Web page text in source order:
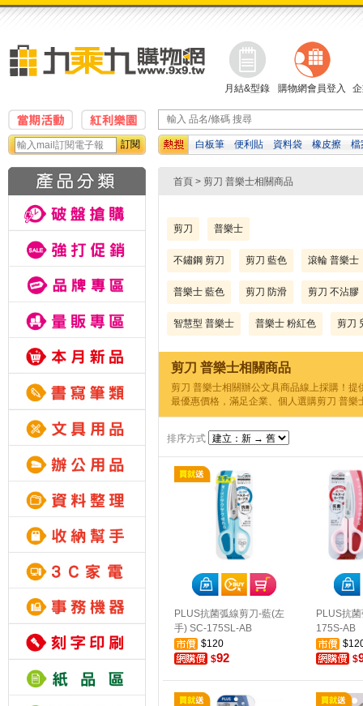
月結&型錄 購物網會員登入
訂閱 白板筆 便利貼 資料袋 橡皮擦
檔
首頁 > 剪刀 普樂士相關商品
剪刀 普樂士
不鏽鋼 剪刀 剪刀 藍色 滾輪 普樂士
普樂士 藍色 剪刀 防滑 剪刀 不沾膠
智慧型 普樂士 普樂士 粉紅色 剪刀
剪刀 普樂士相關商品
剪刀 普樂士相關辦公文具商品線上採購！
最優惠價格，滿足企業、個人選購剪刀 普樂
排序方式
PLUS抗菌弧線剪刀-藍(左
手) SC-175SL-AB
$120
$92
PLUS抗
175S-AB
$